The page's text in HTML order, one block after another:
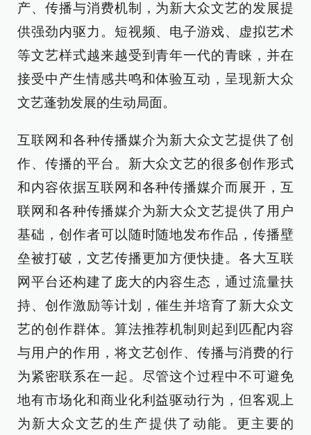
产、传播与消费机制，为新大众文艺的发展提
供强劲内驱力。短视频、电子游戏、虚拟艺术
等文艺样式越来越受到青年一代的青睐，并在
接受中产生情感共鸣和体验互动，呈现新大众
文艺蓬勃发展的生动局面。
互联网和各种传播媒介为新大众文艺提供了创
作、传播的平台。新大众文艺的很多创作形式
和内容依据互联网和各种传播媒介而展开，互
联网和各种传播媒介为新大众文艺提供了用户
基础，创作者可以随时随地发布作品，传播壁
垒被打破，文艺传播更加方便快捷。各大互联
网平台还构建了庞大的内容生态，通过流量扶
持、创作激励等计划，催生并培育了新大众文
艺的创作群体。算法推荐机制则起到匹配内容
与用户的作用，将文艺创作、传播与消费的行
为紧密联系在一起。尽管这个过程中不可避免
地有市场化和商业化利益驱动行为，但客观上
为新大众文艺的生产提供了动能。更主要的